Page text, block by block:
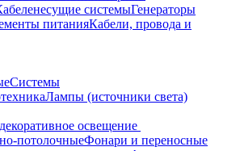
системыГенераторы
питанияКабели, провода и
Системы
Лампы (источники света)
освещение
потолочныеФонари и переносные